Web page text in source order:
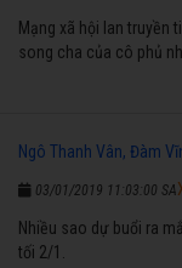
Mạng xã hội lan truyền
song cha của cô phủ
Ngô Thanh Vân, Đàm
03/01/2019 11:03:00 SA
Nhiều sao dự buổi ra
tối 2/1.